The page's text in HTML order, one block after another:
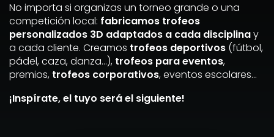
No importa si organizas un torneo grande o una
competición local: fabricamos trofeos
personalizados 3D adaptados a cada disciplinay
a cada cliente. Creamos trofeos deportivos (fútbol,
pádel, caza, danza…), trofeos para eventos,
premios, trofeos corporativos, eventos escolares…
¡Inspírate, el tuyo será el siguiente!